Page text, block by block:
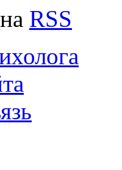
на RSS